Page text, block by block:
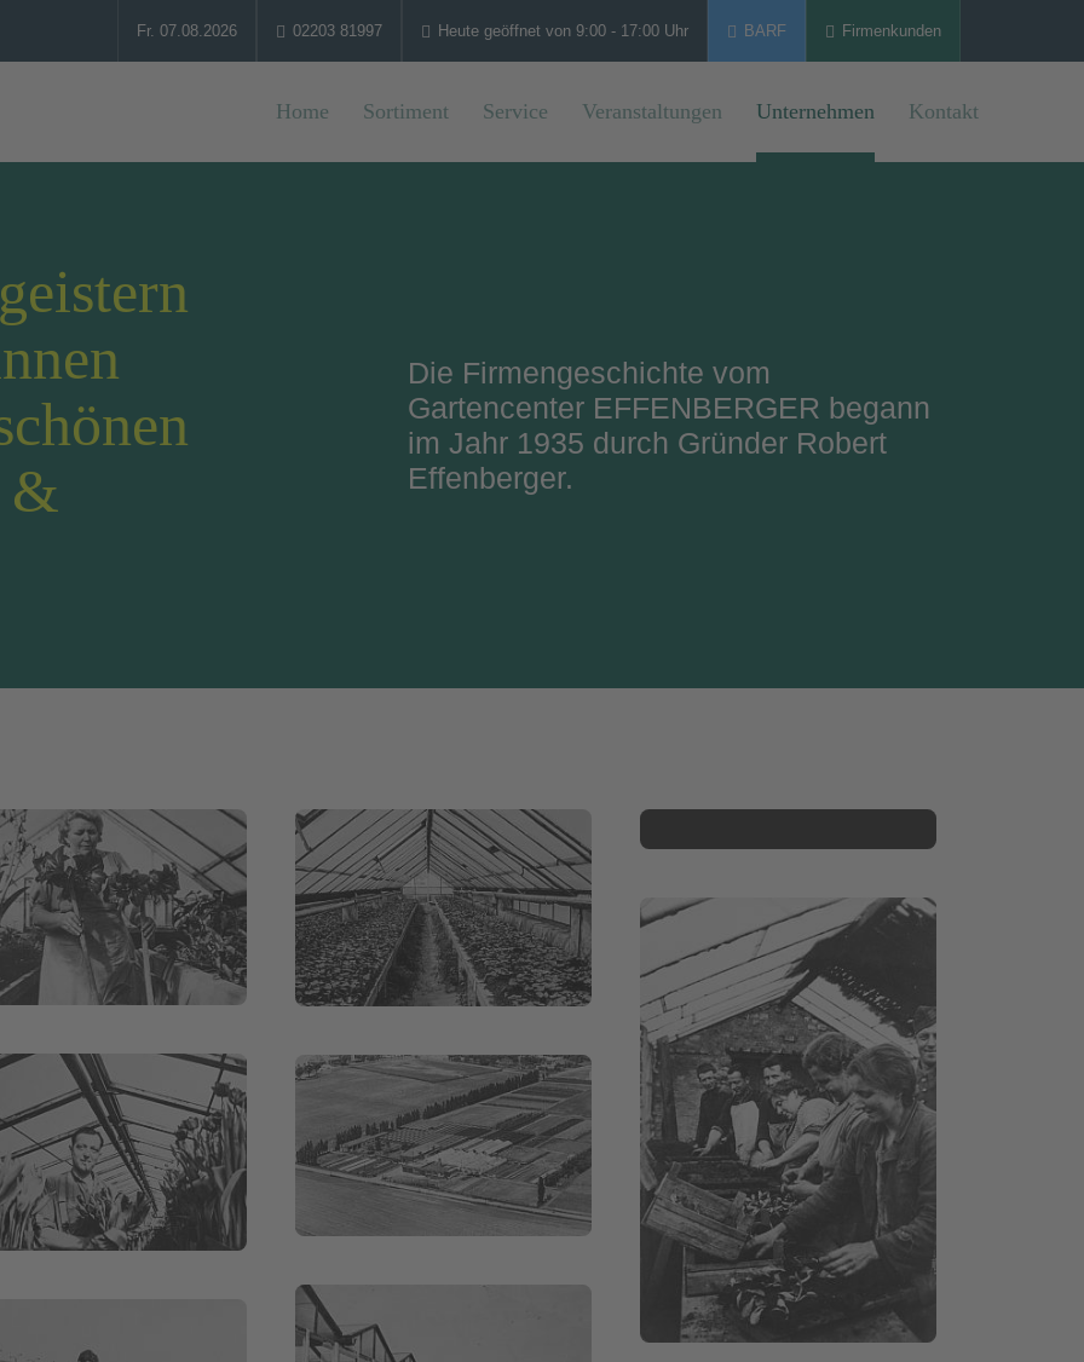
Fr. 07.08.2026 02203 81997 Heute geöffnet von 9:00 - 17:00 Uhr BARF Firmenkunden
Home Sortiment Service Veranstaltungen Unternehmen Kontakt
&
Die Firmengeschichte vom
Gartencenter EFFENBERGER begann
im Jahr 1935 durch Gründer Robert
Effenberger.